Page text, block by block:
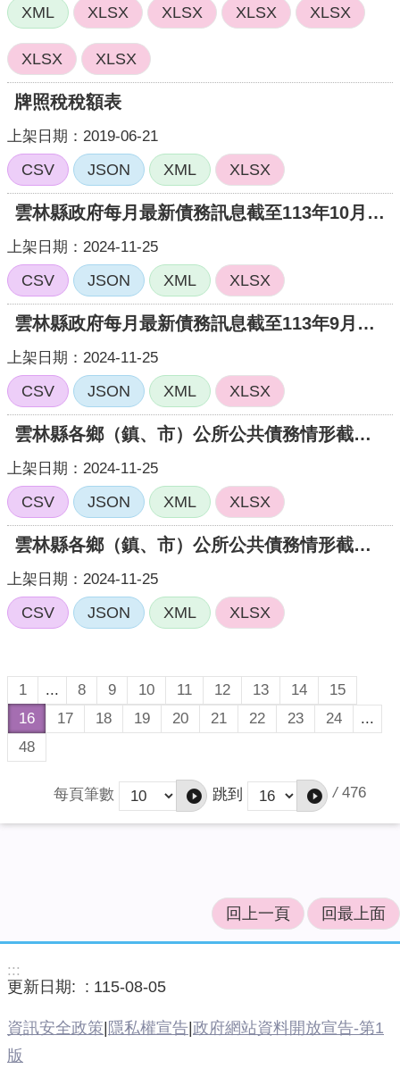
XML XLSX XLSX XLSX XLSX
XLSX XLSX
牌照稅稅額表
上架日期：2019-06-21
CSV JSON XML XLSX
雲林縣政府每月最新債務訊息截至113年10月底止最新債務訊息
上架日期：2024-11-25
CSV JSON XML XLSX
雲林縣政府每月最新債務訊息截至113年9月底止最新債務訊息
上架日期：2024-11-25
CSV JSON XML XLSX
雲林縣各鄉（鎮、市）公所公共債務情形截至113年10月底各鄉鎮最新債務訊息
上架日期：2024-11-25
CSV JSON XML XLSX
雲林縣各鄉（鎮、市）公所公共債務情形截至113年9月底各鄉鎮最新債務訊息
上架日期：2024-11-25
CSV JSON XML XLSX
1 ... 8 9 10 11 12 13 14
15
16
17 18 19 20 21 22 23 24
...
48
每頁筆數 跳到 / 476
回上一頁 回最上面
:::
更新日期: 115-08-05
資訊安全政策|隱私權宣告|政府網站資料開放宣告-第1
版